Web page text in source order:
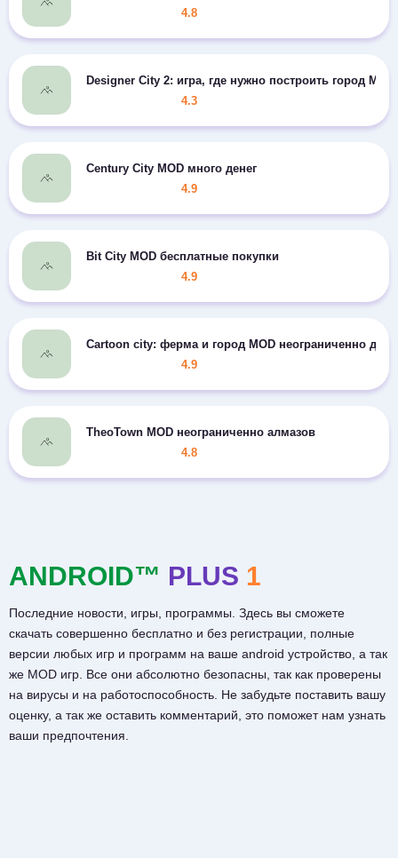
4.8
Designer City 2: игра, где нужно построить город
4.3
Century City MOD много денег
4.9
Bit City MOD бесплатные покупки
4.9
Cartoon city: ферма и город MOD неограниченно
4.9
TheoTown MOD неограниченно алмазов
4.8
ANDROID™ PLUS 1
Последние новости, игры, программы. Здесь вы сможете
скачать совершенно бесплатно и без регистрации, полные
версии любых игр и программ на ваше android устройство, а так
же MOD игр. Все они абсолютно безопасны, так как проверены
на вирусы и на работоспособность. Не забудьте поставить вашу
оценку, а так же оставить комментарий, это поможет нам узнать
ваши предпочтения.